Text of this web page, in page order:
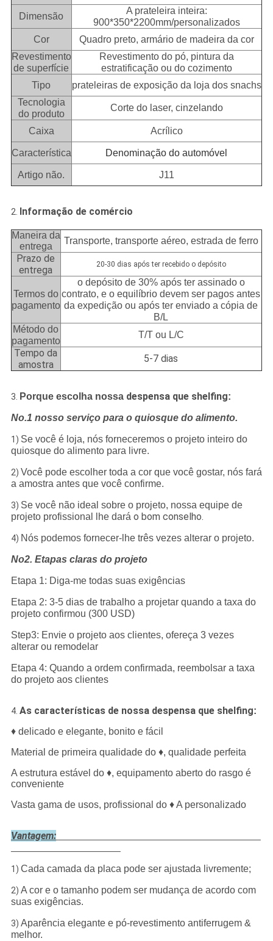
Dimensão
A prateleira inteira:
900*350*2200mm/personalizados
Cor
Quadro preto, armário de madeira da cor
Revestimento
de superfície
Revestimento do pó, pintura da
estratificação ou do cozimento
Tipo
prateleiras de exposição da loja dos snachs
Tecnologia
do produto
Corte do laser, cinzelando
Caixa Acrílico
Característica Denominação do automóvel
Artigo não. J11
2. Informação de comércio
Maneira da
entrega
Transporte, transporte aéreo, estrada de ferro
Prazo de
entrega
20-30 dias após ter recebido o depósito
Termos do
pagamento
o depósito de 30% após ter assinado o
contrato, e o equilíbrio devem ser pagos antes
da expedição ou após ter enviado a cópia de
B/L
Método do
pagamento
T/T ou L/C
Tempo da
amostra
5-7 dias
3. Porque escolha nossa despensa que shelfing:
No.1 nosso serviço para o quiosque do alimento.
1) Se você é loja, nós forneceremos o projeto inteiro do
quiosque do alimento para livre.
2) Você pode escolher toda a cor que você gostar, nós fará
a amostra antes que você confirme.
3) Se você não ideal sobre o projeto, nossa equipe de
projeto profissional lhe daráo bom conselho.
4) Nós podemos fornecer-lhe três vezes alterar o projeto.
No2. Etapas claras do projeto
Etapa 1: Diga-me todas suas exigências
Etapa 2: 3-5 dias de trabalho a projetar quando a taxa do
projeto confirmou (300 USD)
Step3: Envie o projeto aos clientes, ofereça 3 vezes
alterar ou remodelar
Etapa 4: Quando a ordem confirmada, reembolsar a taxa
do projeto aos clientes
4. As características de nossa despensa que shelfing:
♦ delicado e elegante, bonito e fácil
Material de primeira qualidade do ♦, qualidade perfeita
A estrutura estável do ♦, equipamento aberto do rasgo é
conveniente
Vasta gama de usos, profissional do ♦ A personalizado
Vantagem:
1) Cada camada da placa pode ser ajustada livremente;
2) A cor e o tamanho podem ser mudança de acordo com
suas exigências.
3) Aparência elegante e pó-revestimento antiferrugem &
melhor.